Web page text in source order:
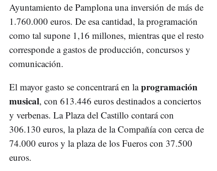
Ayuntamiento de Pamplona una inversión de más de
1.760.000 euros. De esa cantidad, la programación
como tal supone 1,16 millones, mientras que el resto
corresponde a gastos de producción, concursos y
comunicación.
El mayor gasto se concentrará en laprogramación
musical, con 613.446 euros destinados a conciertos
y verbenas. La Plaza del Castillo contará con
306.130 euros, la plaza de la Compañía con cerca de
74.000 euros y la plaza de los Fueros con 37.500
euros.